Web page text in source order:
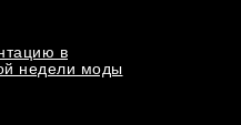
в
недели моды